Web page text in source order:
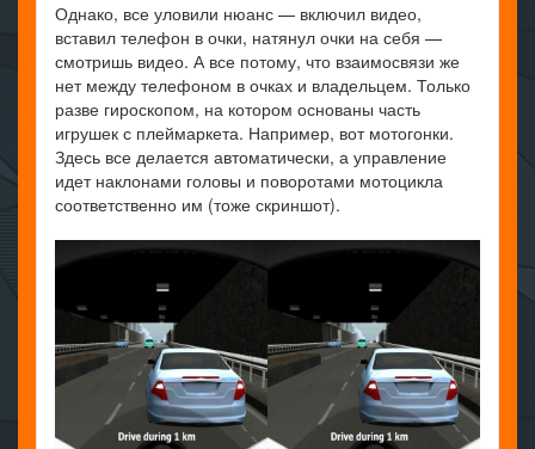
Однако, все уловили нюанс — включил видео,
вставил телефон в очки, натянул очки на себя —
смотришь видео. А все потому, что взаимосвязи же
нет между телефоном в очках и владельцем. Только
разве гироскопом, на котором основаны часть
игрушек с плеймаркета. Например, вот мотогонки.
Здесь все делается автоматически, а управление
идет наклонами головы и поворотами мотоцикла
соответственно им (тоже скриншот).